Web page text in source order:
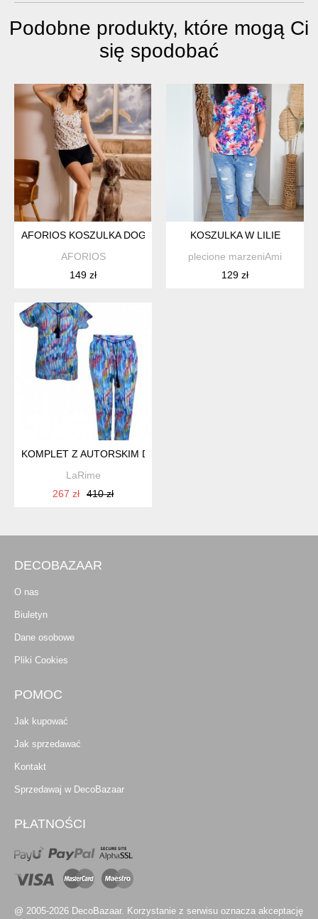
Podobne produkty, które mogą Ci
się spodobać
AFORIOS KOSZULKA DOGS
AFORIOS
149 zł
KOSZULKA W LILIE
plecione marzeniAmi
129 zł
KOMPLET Z AUTORSKIM DRUKIEM
LaRime
267 zł
410 zł
DECOBAZAAR
O nas
Biuletyn
Dane osobowe
Pliki Cookies
POMOC
Jak kupować
Jak sprzedawać
Kontakt
Sprzedawaj w DecoBazaar
PŁATNOŚCI
@ 2005-2026 DecoBazaar. Korzystanie z serwisu oznacza akceptację